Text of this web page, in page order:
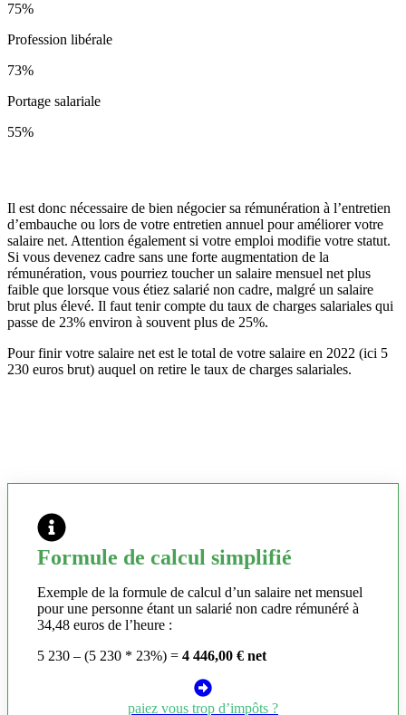
75%
Profession libérale
73%
Portage salariale
55%
Il est donc nécessaire de bien négocier sa rémunération à l’entretien
d’embauche ou lors de votre entretien annuel pour améliorer votre
salaire net. Attention également si votre emploi modifie votre statut.
Si vous devenez cadre sans une forte augmentation de la
rémunération, vous pourriez toucher un salaire mensuel net plus
faible que lorsque vous étiez salarié non cadre, malgré un salaire
brut plus élevé. Il faut tenir compte du taux de charges salariales qui
passe de 23% environ à souvent plus de 25%.
Pour finir votre salaire net est le total de votre salaire en 2022 (ici 5
230 euros brut) auquel on retire le taux de charges salariales.
Formule de calcul simplifié
Exemple de la formule de calcul d’un salaire net mensuel
pour une personne étant un salarié non cadre rémunéré à
34,48 euros de l’heure :
5 230 – (5 230 * 23%) = 4 446,00 € net
paiez vous trop d’impôts ?